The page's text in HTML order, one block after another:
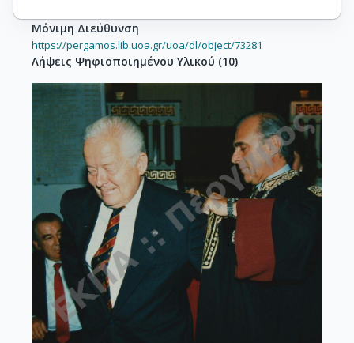
Μόνιμη Διεύθυνση
https://pergamos.lib.uoa.gr/uoa/dl/object/73281
Λήψεις Ψηφιοποιημένου Υλικού (10)